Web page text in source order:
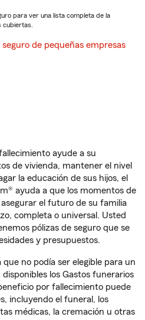
para ver una lista completa de la
seguro de pequeñas empresas
ayude a su
de vivienda, mantener el nivel
la educación de sus hijos, el
ayuda a que los momentos de
el futuro de su familia
completa o universal. Usted
pólizas de seguro que se
y presupuestos.
no podía ser elegible para un
los Gastos funerarios
por fallecimiento puede
incluyendo el funeral, los
médicas, la cremación u otras